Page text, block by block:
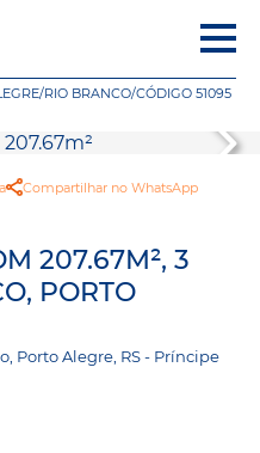
/RIO BRANCO/CÓDIGO 51095
Compartilhar no WhatsApp
207.67M², 3
PORTO
Porto Alegre, RS - Príncipe